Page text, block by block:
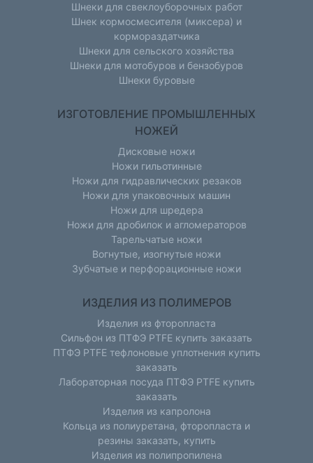
Шнеки для свеклоуборочных работ
Шнек кормосмесителя (миксера) и
кормораздатчика
Шнеки для сельского хозяйства
Шнеки для мотобуров и бензобуров
Шнеки буровые
ИЗГОТОВЛЕНИЕ ПРОМЫШЛЕННЫХ
НОЖЕЙ
Дисковые ножи
Ножи гильотинные
Ножи для гидравлических резаков
Ножи для упаковочных машин
Ножи для шредера
Ножи для дробилок и агломераторов
Тарельчатые ножи
Вогнутые, изогнутые ножи
Зубчатые и перфорационные ножи
ИЗДЕЛИЯ ИЗ ПОЛИМЕРОВ
Изделия из фторопласта
Сильфон из ПТФЭ PTFE купить заказать
ПТФЭ PTFE тефлоновые уплотнения купить
заказать
Лабораторная посуда ПТФЭ PTFE купить
заказать
Изделия из капролона
Кольца из полиуретана, фторопласта и
резины заказать, купить
Изделия из полипропилена